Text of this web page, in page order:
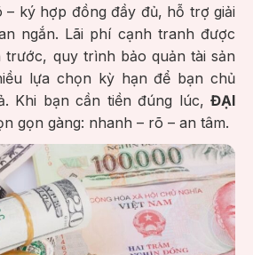
– ký hợp đồng đầy đủ, hỗ trợ giải
ngắn. Lãi phí cạnh tranh được
trước, quy trình bảo quản tài sản
lựa chọn kỳ hạn để bạn chủ
Khi bạn cần tiền đúng lúc, ĐẠI
gọn gàng: nhanh – rõ – an tâm.